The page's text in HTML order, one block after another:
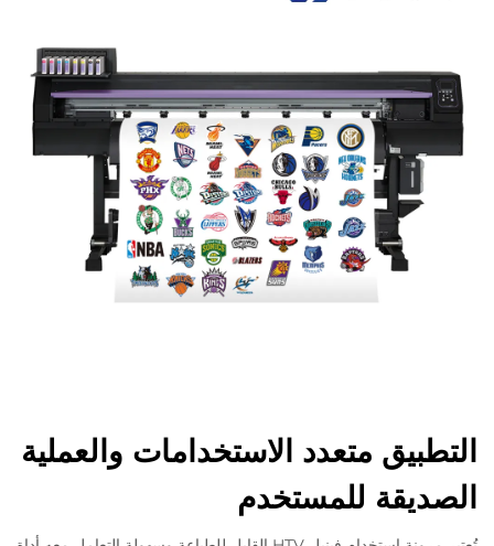
التطبيق متعدد الاستخدامات والعملية
الصديقة للمستخدم